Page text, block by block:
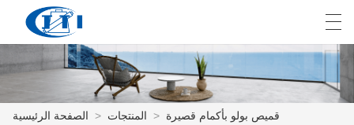
العربية česky Deutsch
الصفحة الرئيسية > المنتجات > قميص بولو بأكمام قصيرة